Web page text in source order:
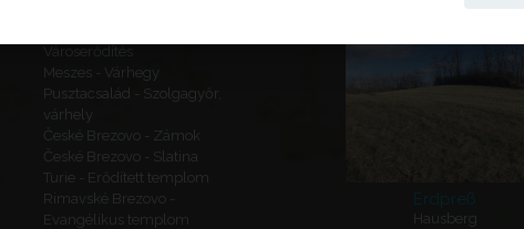
Városerődítés
Meszes - Várhegy
Pusztacsalád - Szolgagyőr,
várhely
České Brezovo - Zámok
České Brezovo - Slatina
Turie - Erődített templom
Rimavské Brezovo -
Evangélikus templom
Erdpreß
Hausberg